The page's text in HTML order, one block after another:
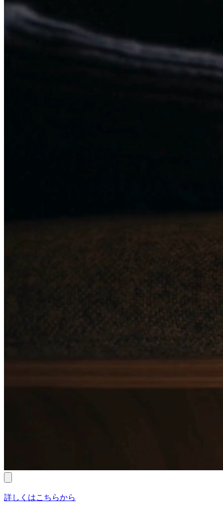
詳しくはこちらから